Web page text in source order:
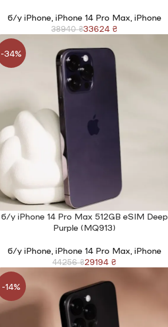
б/у iPhone, iPhone 14 Pro Max iPhone
38940₴33624 ₴
-34%
ЧИТАТИ ДАЛІ
б/у iPhone 14 Pro Max 512GB eSIM Deep
Purple (MQ913)
б/у iPhone, iPhone 14 Pro Max iPhone
44256₴29194 ₴
-14%